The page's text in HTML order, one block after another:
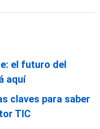
el futuro del
aquí
claves para saber
TIC